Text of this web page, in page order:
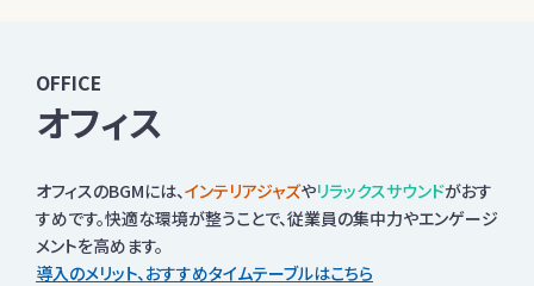
OFFICE
オフィス
オフィスのBGMには、インテリアジャズやリラックスサウンドがおす
すめです。快適な環境が整うことで、従業員の集中力やエンゲージ
メントを高めます。
導入のメリット、おすすめタイムテーブルはこちら